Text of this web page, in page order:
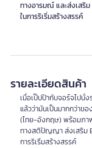
ทางอารมณ์ และส่งเสริม
ในการริเริ่มสร้างสรรค์
รายละเอียดสินค้า
เมื่อเป๊ปป้ากับจอร์จไปนั่
แล้วว่ามันเป็นมากกว่าข
(ไทย-อังกฤษ) พร้อมภา
ทางสติปัญญา ส่งเสริม
การริเริ่มสร้างสรรค์